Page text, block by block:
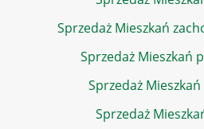
Sprzedaż Mieszkań
Sprzedaż Mieszkań
Sprzedaż
Sprzedaż